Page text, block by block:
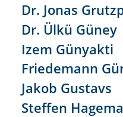
Dr. Jonas
Dr. Ülkü Güney
Izem Günyakti
Friedemann
Jakob Gustavs
Steffen